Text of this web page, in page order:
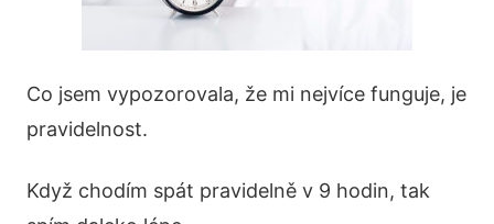
Co jsem vypozorovala, že mi nejvíce funguje, je
pravidelnost.
Když chodím spát pravidelně v 9 hodin, tak